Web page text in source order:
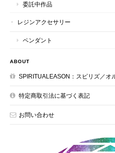
委託中作品
レジンアクセサリー
ペンダント
ABOUT
SPIRITUALEASON：スピリズ／オ
特定商取引法に基づく表記
お問い合わせ